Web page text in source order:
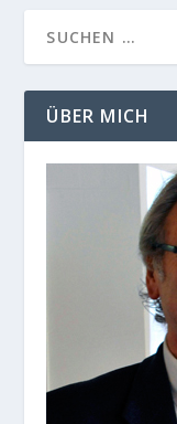
ÜBER MICH